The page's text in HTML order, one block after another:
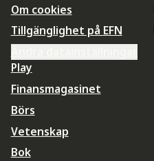
Om cookies
Tillgänglighet på EFN
Play
Finansmagasinet
Börs
Vetenskap
Bok